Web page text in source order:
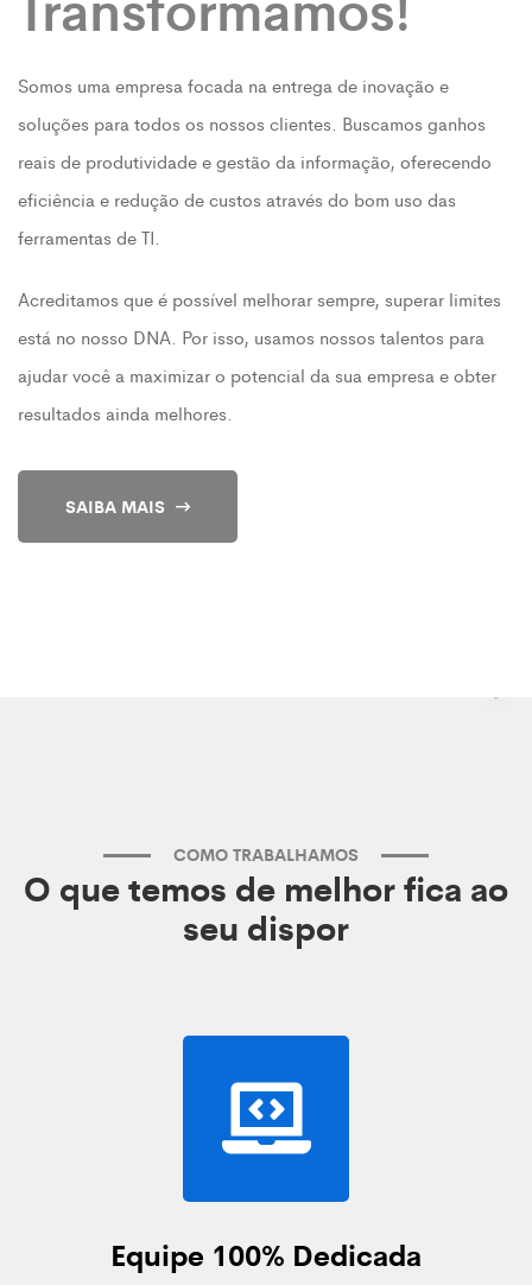
Somos uma empresa focada na entrega de inovação e
soluções para todos os nossos clientes. Buscamos ganhos
reais de produtividade e gestão da informação, oferecendo
eficiência e redução de custos através do bom uso das
ferramentas de TI.
Acreditamos que é possível melhorar sempre, superar limites
está no nosso DNA. Por isso, usamos nossos talentos para
ajudar você a maximizar o potencial da sua empresa e obter
resultados ainda melhores.
SAIBA MAIS
COMO TRABALHAMOS
O que temos de melhor fica ao
seu dispor
Equipe 100% Dedicada